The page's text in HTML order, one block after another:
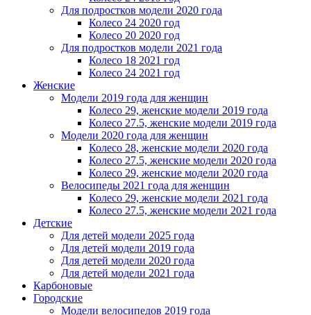
Для подростков модели 2020 года
Колесо 24 2020 год
Колесо 20 2020 год
Для подростков модели 2021 года
Колесо 18 2021 год
Колесо 24 2021 год
Женскиe
Модели 2019 года для женщин
Колесо 29, женские модели 2019 года
Колесо 27.5, женские модели 2019 года
Модели 2020 года для женщин
Колесо 28, женские модели 2020 года
Колесо 27.5, женские модели 2020 года
Колесо 29, женские модели 2020 года
Велосипеды 2021 года для женщин
Колесо 29, женские модели 2021 года
Колесо 27.5, женские модели 2021 года
Детские
Для детей модели 2025 года
Для детей модели 2019 года
Для детей модели 2020 года
Для детей модели 2021 года
Карбоновые
Городские
Модели велосипедов 2019 года